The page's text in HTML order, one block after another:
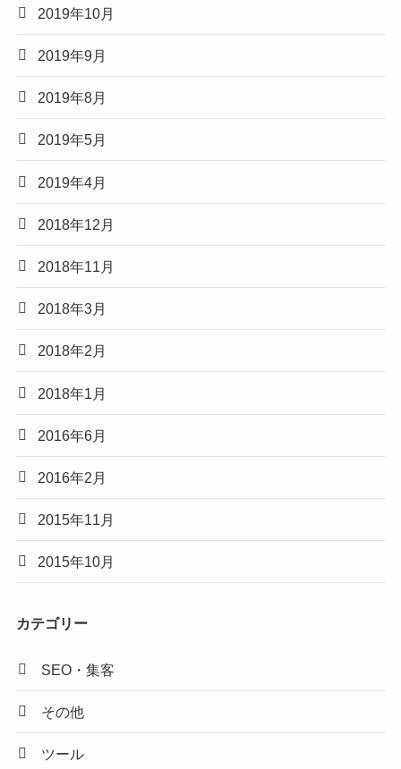
2019年10月
2019年9月
2019年8月
2019年5月
2019年4月
2018年12月
2018年11月
2018年3月
2018年2月
2018年1月
2016年6月
2016年2月
2015年11月
2015年10月
カテゴリー
SEO・集客
その他
ツール